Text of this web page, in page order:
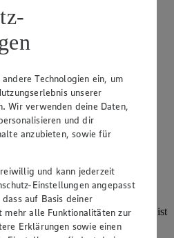
i.B.
gem. § 27a UStG:
Huber (Sprecher)
(Vorstandsmitglied), Jürgen
Mogck (Vorstandsmitglied),
geschützt. Der
das Recht, den auf dieser
oder ausschnittsweise zu
Aus Gründen des Urheberrechts ist
Vervielfältigung von Bildmaterial
Technologien ein, um
unserer
Wir verwenden deine Daten,
und dir
anzubieten, sowie für
und kann jederzeit
Einstellungen angepasst
auf Basis deiner
mehr alle Funktionalitäten zur
Erklärungen sowie einen